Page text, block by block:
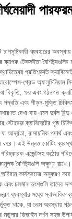
ব্যবহারের
ব্যাপক টেকসইতা
প্রতিশ্রুতি
গ্রেড অ্যালুমিনিয়াম
বিকৃতি, ক্ষয় এবং গঠনগত
পদ্ধতি এবং পীড়ন-মুক্তি
দেখা যায় এমন দুর্বল
ক্যাবিনেটের পৃষ্ঠ
আর্দ্রতা, রাসায়নিক পদার্থ
এই উন্নত কোটিং
পরিষ্কারক এজেন্টসহ কঠোর
বৈশিষ্ট্যগুলি অক্ষুণ্ণ রাখে।
কার্যক্রমের অনুকরণ
এবং চলমান অংশগুলি তাদের
ব্যবস্থার মধ্যে স্বাভাবিক
থাকে, যা চরম অবস্থায়
মডুলার ডিজাইন দর্শন সহজ